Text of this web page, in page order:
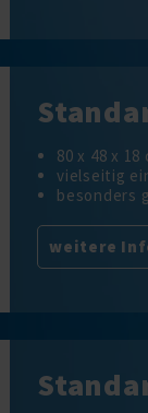
80 x 48 x 18
vielseitig
besonders
weitere